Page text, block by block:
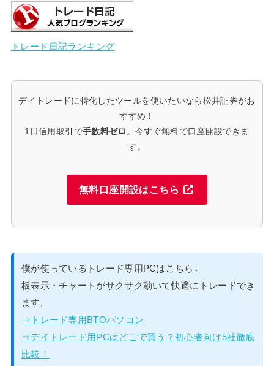
トレード日記ランキング
デイトレードに特化したツールを使いたいなら松井証券がお
すすめ！
1日信用取引で手数料ゼロ 。今すぐ無料で口座開設できま
す。
無料口座開設はこちら
僕が使っているトレード専用PCはこちら↓
板表示・チャートがサクサク動いて快適にトレードでき
ます。
⇒トレード専用BTOパソコン
⇒デイトレード用PCはどこで買う？初心者向け5社徹底
比較！